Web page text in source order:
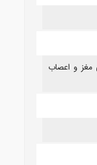
و اعصاب